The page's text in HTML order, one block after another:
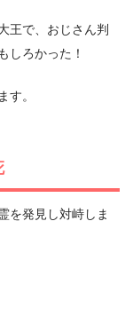
王で、おじさん判
しろかった！
す。
を発見し対峙しま